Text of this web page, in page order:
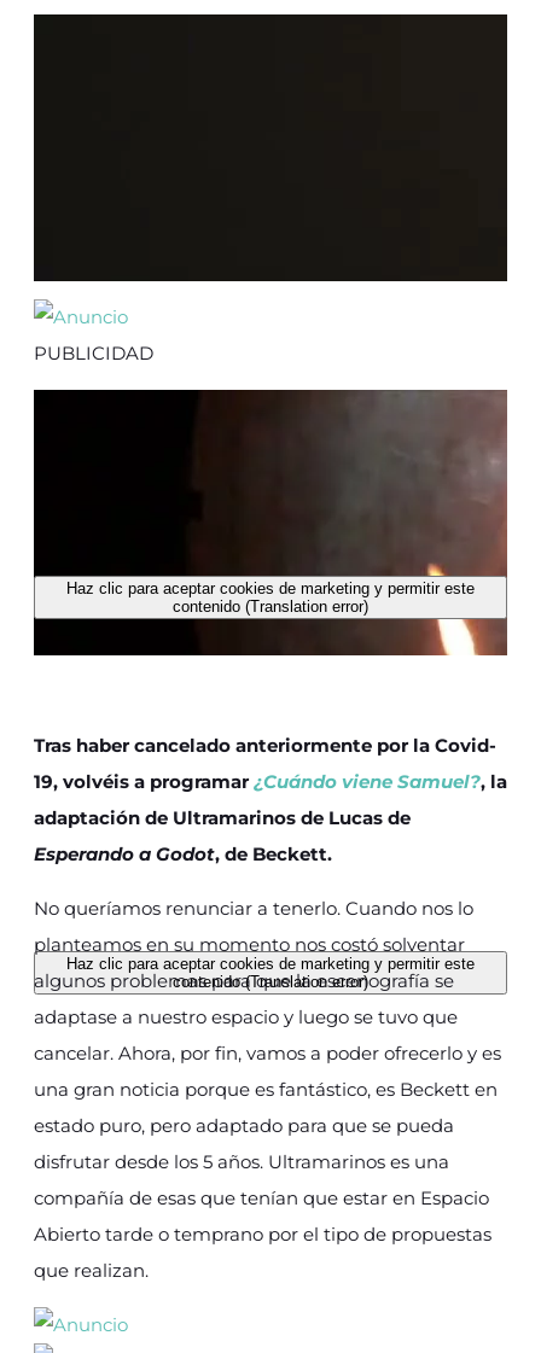
Haz clic para aceptar cookies de marketing y permitir este
contenido (Translation error)
PUBLICIDAD
Haz clic para aceptar cookies de marketing y permitir este
contenido (Translation error)
Tras haber cancelado anteriormente por la Covid-
19, volvéis a programar ¿Cuándo viene Samuel?, la
adaptación de Ultramarinos de Lucas de
Esperando a Godot, de Beckett.
No queríamos renunciar a tenerlo. Cuando nos lo
planteamos en su momento nos costó solventar
algunos problemas para que la escenografía se
adaptase a nuestro espacio y luego se tuvo que
cancelar. Ahora, por fin, vamos a poder ofrecerlo y es
una gran noticia porque es fantástico, es Beckett en
estado puro, pero adaptado para que se pueda
disfrutar desde los 5 años. Ultramarinos es una
compañía de esas que tenían que estar en Espacio
Abierto tarde o temprano por el tipo de propuestas
que realizan.